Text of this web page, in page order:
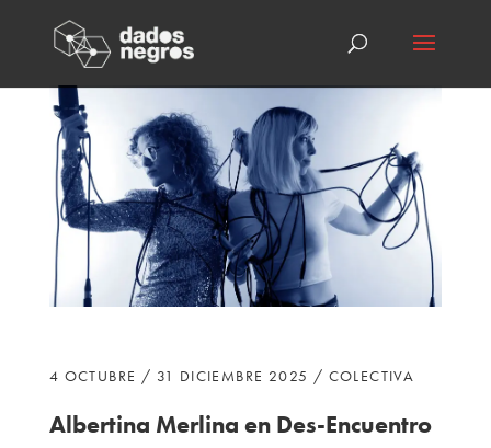
4 OCTUBRE / 31 DICIEMBRE 2025 / COLECTIVA
Albertina Merlina en Des-Encuentro